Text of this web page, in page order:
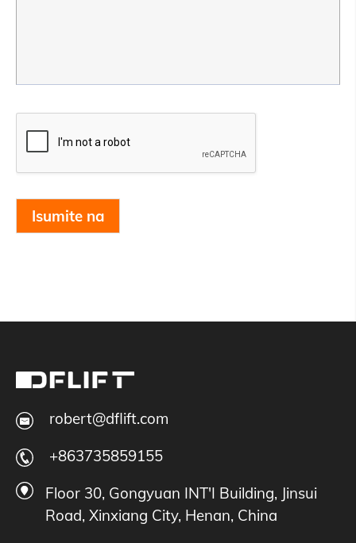
Isumite na
robert@dflift.com
+863735859155
Floor 30, Gongyuan INT'I Building, Jinsui
Road, Xinxiang City, Henan, China